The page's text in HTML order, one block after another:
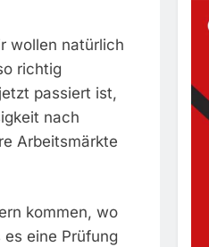
wollen natürlich
richtig
passiert ist,
nach
Arbeitsmärkte
kommen, wo
eine Prüfung